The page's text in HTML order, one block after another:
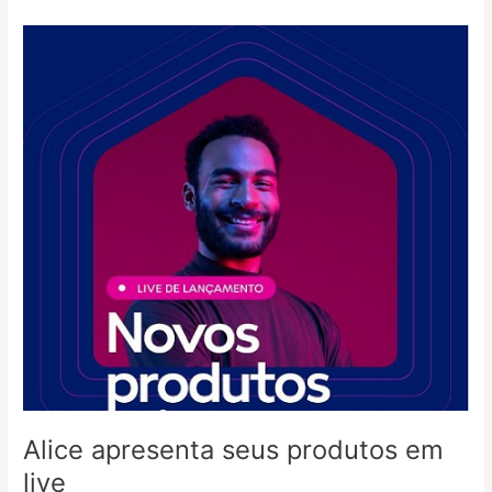
Alice apresenta seus produtos em
live
produtos
live